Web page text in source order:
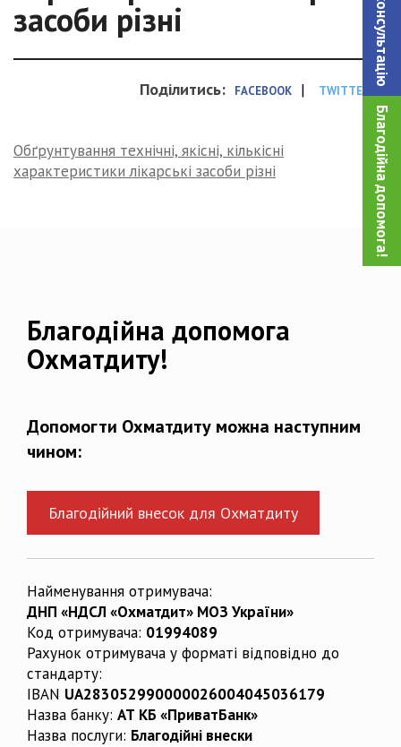
Благодійна допомога!
засоби різні
Поділитись: FACEBOOK | TWITTER
Обґрунтування технічні, якісні, кількісні
характеристики лікарські засоби різні
Благодійна допомога
Охматдиту!
Допомогти Охматдиту можна наступним
чином:
Благодійний внесок для Охматдиту
Найменування отримувача:
ДНП «НДСЛ «Охматдит» МОЗ України»
Код отримувача: 01994089
Рахунок отримувача у форматі відповідно до
стандарту:
IBAN UA283052990000026004045036179
Назва банку: АТ КБ «ПриватБанк»
Назва послуги: Благодійні внески